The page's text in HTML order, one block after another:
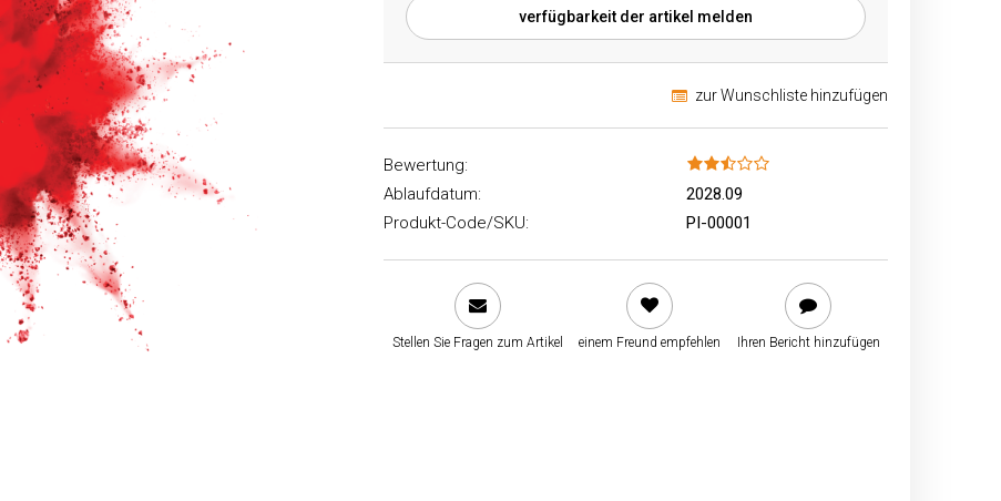
verfügbarkeit der artikel melden
zur Wunschliste hinzufügen
Bewertung:
Ablaufdatum:
2028.09
Produkt-Code/SKU:
PI-00001
Stellen Sie Fragen zum Artikel einem Freund empfehlen Ihren Bericht hinzufügen